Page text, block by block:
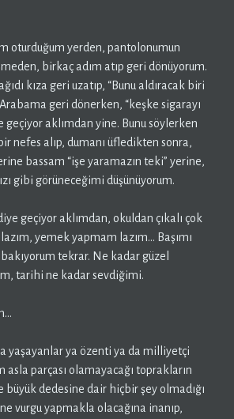
oturduğum yerden, pantolonumun
birkaç adım atıp geri dönüyorum.
kıza geri uzatıp, “Bunu aldıracak biri
geri dönerken, “keşke sigarayı
geçiyor aklımdan yine. Bunu söylerken
nefes alıp, dumanı üfledikten sonra,
bassam “işe yaramazın teki” yerine,
gibi görüneceğimi düşünüyorum.
geçiyor aklımdan, okuldan çıkalı çok
yemek yapmam lazım… Başımı
tekrar. Ne kadar güzel
tarihi ne kadar sevdiğimi.
yaşayanlar ya özenti ya da milliyetçi
asla parçası olamayacağı toprakların
dedesine dair hiçbir şey olmadığı
vurgu yapmakla olacağına inanıp,